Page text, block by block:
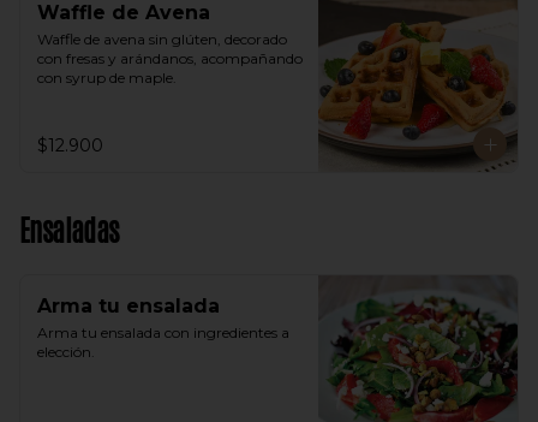
Waffle de Avena
Waffle de avena sin glúten, decorado
con fresas y arándanos, acompañando
con syrup de maple.
$12.900
Ensaladas
Arma tu ensalada
Arma tu ensalada con ingredientes a
elección.